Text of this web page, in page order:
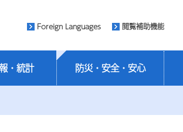
Foreign Languages 閲覧補助機能
・統計 防災・安全・安心